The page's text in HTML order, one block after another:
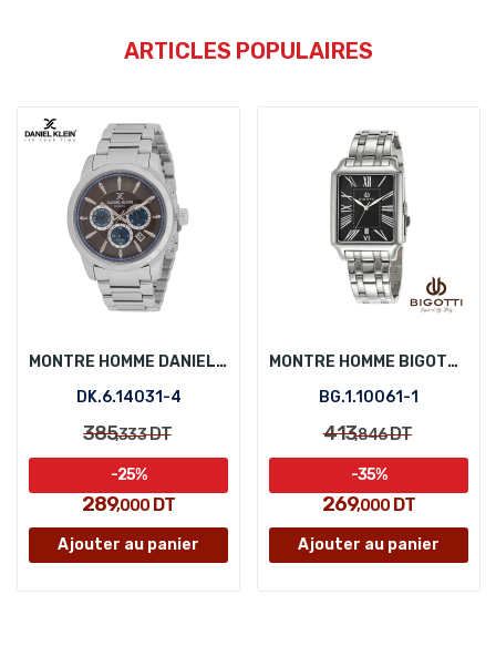
ARTICLES POPULAIRES
MONTRE HOMME DANIEL KLEIN DK.6.14031-4
DK.6.14031-4
385,333DT
289,000 DT
-25%
Ajouter au panier
MONTRE HOMME BIGOTTI BG.1.10061-1
BG.1.10061-1
413,846DT
269,000 DT
-35%
Ajouter au panier